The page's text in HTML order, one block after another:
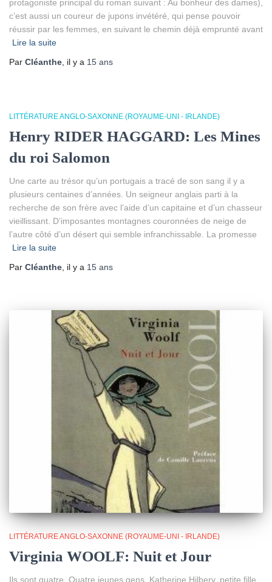
protagoniste principal du roman suivant : Au bonheur des dames),
c’est aussi un coureur de jupons invétéré, qui pense pouvoir
réussir par les femmes, en suivant le chemin déjà emprunté avant
Lire la suite
Par Cléanthe , il y a 15 ans
LITTÉRATURE ANGLO-SAXONNE (ROYAUME-UNI - IRLANDE)
Henry RIDER HAGGARD: Les Mines
du roi Salomon
Une carte au trésor qu’un portugais a tracé de son sang il y a
plusieurs centaines d’années. Un seigneur anglais parti à la
recherche de son frère avec l’aide d’un capitaine et d’un chasseur
vieillissant. D’imposantes montagnes couronnées de neige de
l’autre côté d’un désert qui semble infranchissable. La promesse
Lire la suite
Par Cléanthe , il y a 15 ans
LITTÉRATURE ANGLO-SAXONNE (ROYAUME-UNI - IRLANDE)
Virginia WOOLF: Nuit et Jour
Ils sont quatre. Quatre jeunes gens. Katherine Hilbery, petite fille